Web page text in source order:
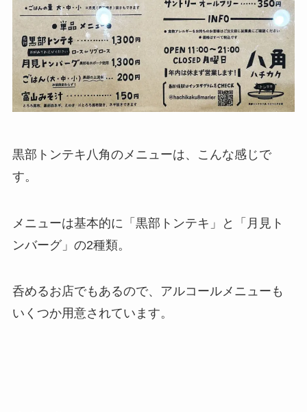
黒部トンテキ八角のメニューは、こんな感じで
す。
メニューは基本的に「黒部トンテキ」と「月見ト
ンバーグ」の2種類。
呑めるお店でもあるので、アルコールメニューも
いくつか用意されています。